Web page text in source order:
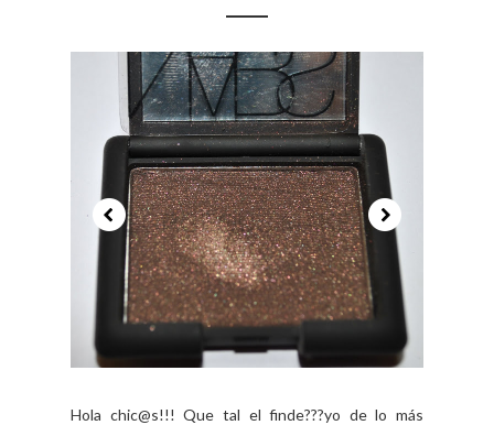
Hola chic@s!!! Que tal el finde???yo de lo más